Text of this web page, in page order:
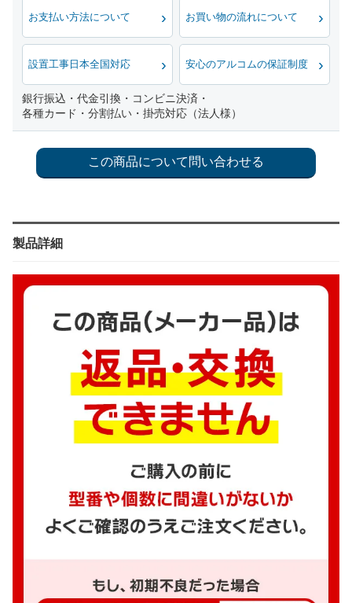
お支払い方法について お買い物の流れについて
設置工事日本全国対応 安心のアルコムの保証制度
銀行振込・代金引換・コンビニ決済・
各種カード・分割払い・掛売対応（法人様）
製品詳細